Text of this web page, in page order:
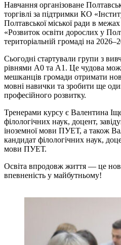
Навчання організоване
торгівлі за підтримки КО
Полтавської міської ради в
«Розвиток освіти дорослих у
територіальній громаді на
Сьогодні стартували групи з
рівнями А0 та А1. Це чудова
мешканців громади отримати
мовні навички та зробити ще
професійного розвитку.
Тренерами курсу є Валентина
філологічних наук, доцент,
іноземної мови ПУЕТ, а також
кандидат філологічних наук,
мови ПУЕТ.
Освіта впродовж життя — це
впевненість у майбутньому!